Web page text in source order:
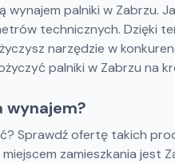
palniki w Zabrzu.
technicznych. Dzięki
narzędzie w
palniki w Zabrzu na
wynajem?
Sprawdź ofertę takich
zamieszkania jest